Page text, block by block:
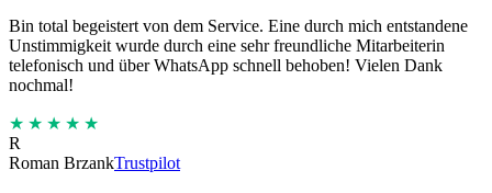
Bin total begeistert von dem Service. Eine durch mich entstandene
Unstimmigkeit wurde durch eine sehr freundliche Mitarbeiterin
telefonisch und über WhatsApp schnell behoben! Vielen Dank
nochmal!
★★★★★
R
Roman BrzankTrustpilot